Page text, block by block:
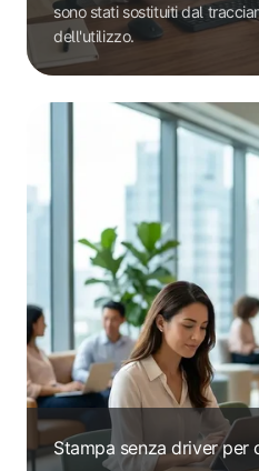
sono stati sostituiti dal
dell'utilizzo.
Stampa senza driver per